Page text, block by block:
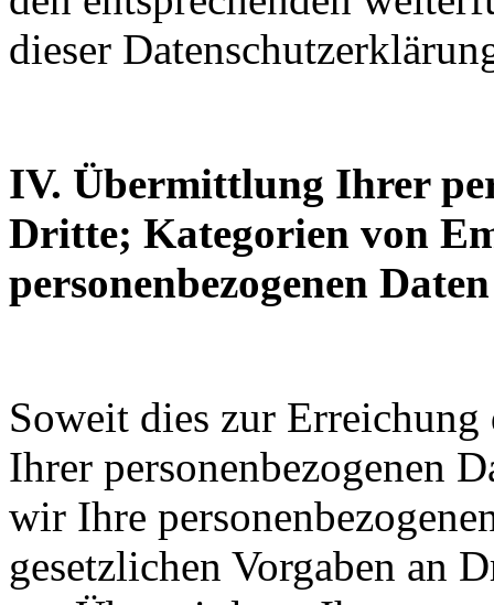
dieser
IV. Übermittlung Ihrer
Dritte; Kategorien von
personenbezogenen Daten
Soweit dies zur
Ihrer personenbezogenen
wir Ihre
gesetzlichen Vorgaben an